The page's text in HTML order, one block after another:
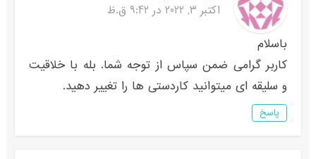
اکتبر 3, 2022 در 9:42 ق.ظ
باسلام
کاربر گرامی ضمن سپاس از توجه شما. بله با خلاقیت
و سلیقه ای میتوانید کاردستی ها را تغییر دهید.
پاسخ